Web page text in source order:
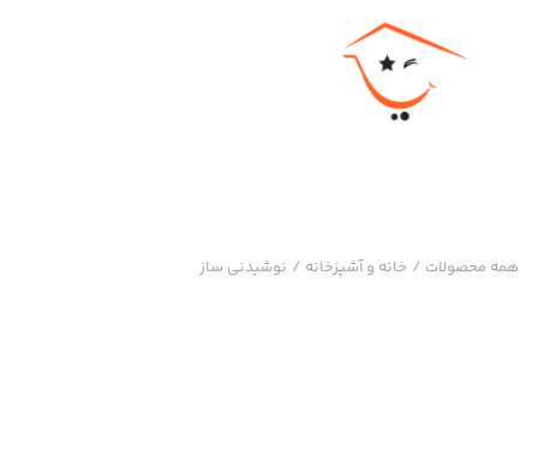
همه محصولات / خانه و آشپزخانه / نوشیدنی ساز